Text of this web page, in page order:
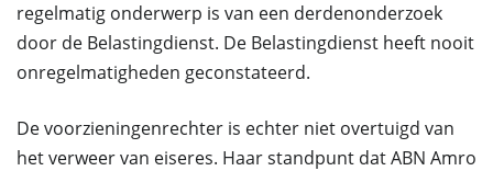
regelmatig onderwerp is van een derdenonderzoek
door de Belastingdienst. De Belastingdienst heeft nooit
onregelmatigheden geconstateerd.
De voorzieningenrechter is echter niet overtuigd van
het verweer van eiseres. Haar standpunt dat ABN Amro